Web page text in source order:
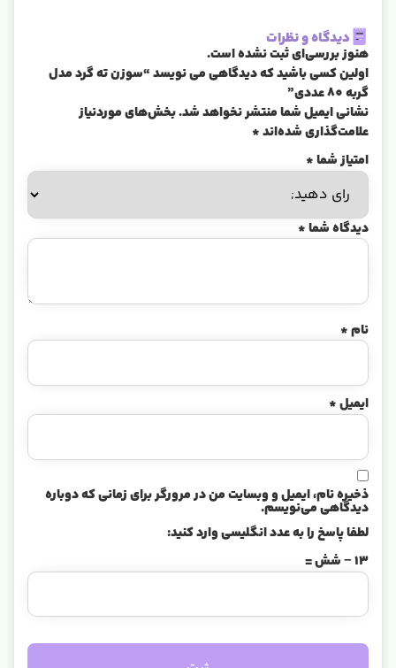
دیدگاه و نظرات
هنوز بررسی‌ای ثبت نشده است.
اولین کسی باشید که دیدگاهی می نویسد “سوزن ته گرد مدل
گربه 80 عددی”
نشانی ایمیل شما منتشر نخواهد شد.بخش‌های موردنیاز
علامت‌گذاری شده‌اند*
امتیاز شما*
دیدگاه شما*
نام*
ایمیل*
ذخیره نام، ایمیل و وبسایت من در مرورگر برای زمانی که دوباره
دیدگاهی می‌نویسم.
لطفا پاسخ را به عدد انگلیسی وارد کنید:
13 − شش =